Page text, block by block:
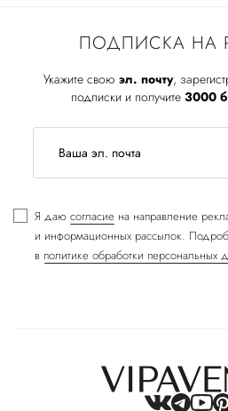
ПОДПИСКА НА
Укажите свою эл. почту,
подписки и получите 3000
Я даю согласие на направление
и информационных рассылок.
в политике обработки персональных